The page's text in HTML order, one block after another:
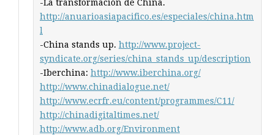
-La transformación de China.
http://anuarioasiapacifico.es/especiales/china.htm
l
-China stands up. http://www.project-
syndicate.org/series/china_stands_up/description
-Iberchina: http://www.iberchina.org/
http://www.chinadialogue.net/
http://www.ecrfr.eu/content/programmes/C11/
http://chinadigitaltimes.net/
http://www.adb.org/Environment